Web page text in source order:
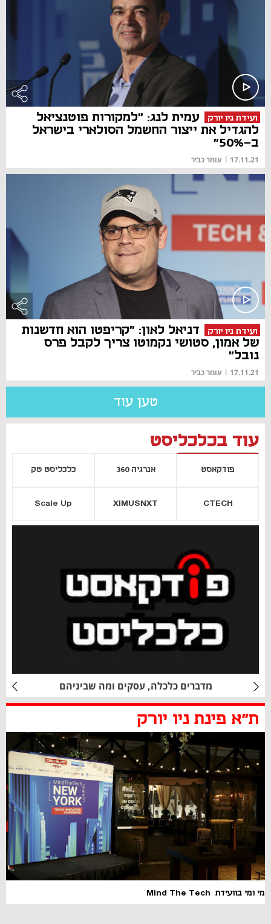
ועידת ניו יורק
עמית לנג: "למקורות פוטנציאל
להגדיל את ייצור החשמל הסולארי בישראל
ב-50%"
17.11.21
| עומר כביר
ועידת ניו יורק
דניאל לאון: "קריפטו הוא חדשנות
של אמון, סטושי נקמוטו צריך לקבל פרס
נובל"
17.11.21
| עומר כביר
טען עוד
עוד בכלכליסט
פודקאסט אנרגיה 360 כלכליסט טק
CTECH
XIMUSNXT
Scale Up
נפתח בכרטיסייה חדשה
מדברים כלכלה, עסקים ומה שביניהם
חדשה
ת"א פינת ניו יורק
מי ומי בוועידת Mind The Tech